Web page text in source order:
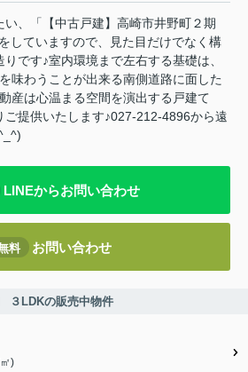
い、「【中古戸建】高崎市井野町２期
していますので、見た目だけでなく構
です♪室内環境まで左右する基礎は、
味わうことが出来る南側道路に面した
産は心温まる空間を演出する戸建て
ご提供いたします♪027-212-4896から遠
LINEからお問い合わせ
料 お問い合わせ
３LDKの販売中物件
)